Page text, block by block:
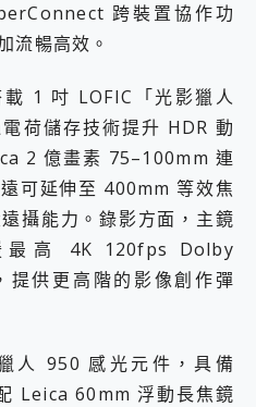
跨裝置協作功
流暢高效。
1 吋 LOFIC「光影獵人
荷儲存技術提升 HDR 動
2 億畫素 75–100mm 連
可延伸至 400mm 等效焦
攝能力。錄影方面，主鏡
高 4K 120fps Dolby
供更高階的影像創作彈
人 950 感光元件，具備
Leica 60mm 浮動長焦鏡